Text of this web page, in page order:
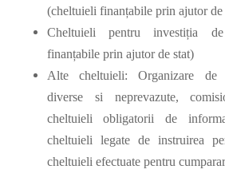
(cheltuieli finanțabile prin ajutor
Cheltuieli pentru investiția
finanțabile prin ajutor de stat)
Alte cheltuieli: Organizare de
diverse si neprevazute,
cheltuieli obligatorii de
cheltuieli legate de instruirea
cheltuieli efectuate pentru